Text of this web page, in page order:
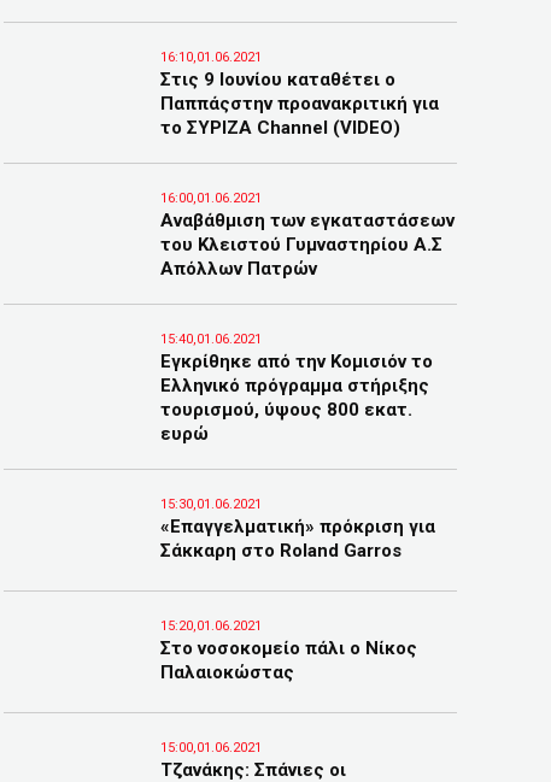
16:10,01.06.2021
Στις 9 Ιουνίου καταθέτει ο
Παππάςστην προανακριτική για
το ΣΥΡΙΖΑ Channel (VIDEO)
16:00,01.06.2021
Αναβάθμιση των εγκαταστάσεων
του Κλειστού Γυμναστηρίου Α.Σ
Απόλλων Πατρών
15:40,01.06.2021
Εγκρίθηκε από την Κομισιόν το
Ελληνικό πρόγραμμα στήριξης
τουρισμού, ύψους 800 εκατ.
ευρώ
15:30,01.06.2021
«Επαγγελματική» πρόκριση για
Σάκκαρη στο Roland Garros
15:20,01.06.2021
Στο νοσοκομείο πάλι ο Νίκος
Παλαιοκώστας
15:00,01.06.2021
Τζανάκης: Σπάνιες οι